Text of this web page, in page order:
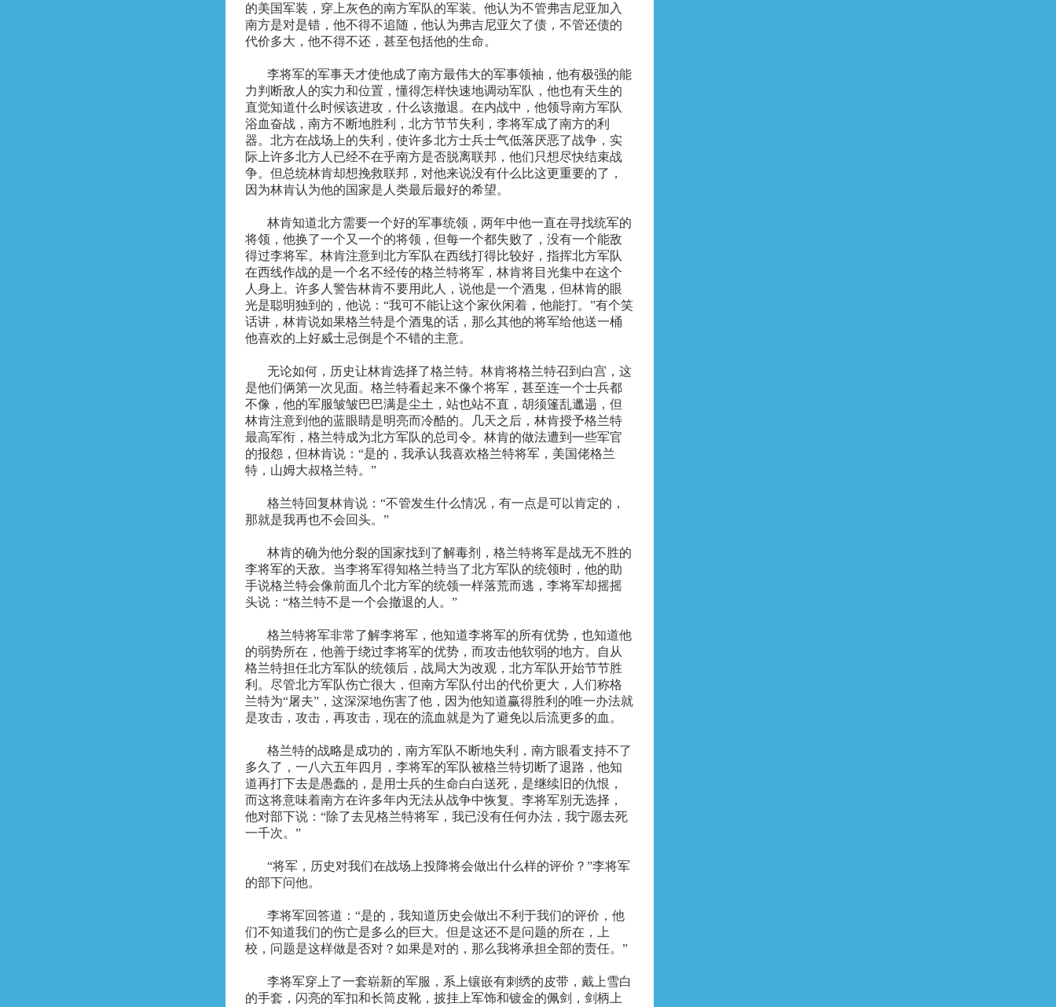
的美国军装，穿上灰色的南方军队的军装。他认为不管弗吉尼亚加入
南方是对是错，他不得不追随，他认为弗吉尼亚欠了债，不管还债的
代价多大，他不得不还，甚至包括他的生命。
李将军的军事天才使他成了南方最伟大的军事领袖，他有极强的能
力判断敌人的实力和位置，懂得怎样快速地调动军队，他也有天生的
直觉知道什么时候该进攻，什么该撤退。在内战中，他领导南方军队
浴血奋战，南方不断地胜利，北方节节失利，李将军成了南方的利
器。北方在战场上的失利，使许多北方士兵士气低落厌恶了战争，实
际上许多北方人已经不在乎南方是否脱离联邦，他们只想尽快结束战
争。但总统林肯却想挽救联邦，对他来说没有什么比这更重要的了，
因为林肯认为他的国家是人类最后最好的希望。
林肯知道北方需要一个好的军事统领，两年中他一直在寻找统军的
将领，他换了一个又一个的将领，但每一个都失败了，没有一个能敌
得过李将军。林肯注意到北方军队在西线打得比较好，指挥北方军队
在西线作战的是一个名不经传的格兰特将军，林肯将目光集中在这个
人身上。许多人警告林肯不要用此人，说他是一个酒鬼，但林肯的眼
光是聪明独到的，他说：“我可不能让这个家伙闲着，他能打。”有个笑
话讲，林肯说如果格兰特是个酒鬼的话，那么其他的将军给他送一桶
他喜欢的上好威士忌倒是个不错的主意。
无论如何，历史让林肯选择了格兰特。林肯将格兰特召到白宫，这
是他们俩第一次见面。格兰特看起来不像个将军，甚至连一个士兵都
不像，他的军服皱皱巴巴满是尘土，站也站不直，胡须篷乱邋遢，但
林肯注意到他的蓝眼睛是明亮而冷酷的。几天之后，林肯授予格兰特
最高军衔，格兰特成为北方军队的总司令。林肯的做法遭到一些军官
的报怨，但林肯说：“是的，我承认我喜欢格兰特将军，美国佬格兰
特，山姆大叔格兰特。”
格兰特回复林肯说：“不管发生什么情况，有一点是可以肯定的，
那就是我再也不会回头。”
林肯的确为他分裂的国家找到了解毒剂，格兰特将军是战无不胜的
李将军的天敌。当李将军得知格兰特当了北方军队的统领时，他的助
手说格兰特会像前面几个北方军的统领一样落荒而逃，李将军却摇摇
头说：“格兰特不是一个会撤退的人。”
格兰特将军非常了解李将军，他知道李将军的所有优势，也知道他
的弱势所在，他善于绕过李将军的优势，而攻击他软弱的地方。自从
格兰特担任北方军队的统领后，战局大为改观，北方军队开始节节胜
利。尽管北方军队伤亡很大，但南方军队付出的代价更大，人们称格
兰特为“屠夫”，这深深地伤害了他，因为他知道赢得胜利的唯一办法就
是攻击，攻击，再攻击，现在的流血就是为了避免以后流更多的血。
格兰特的战略是成功的，南方军队不断地失利，南方眼看支持不了
多久了，一八六五年四月，李将军的军队被格兰特切断了退路，他知
道再打下去是愚蠢的，是用士兵的生命白白送死，是继续旧的仇恨，
而这将意味着南方在许多年内无法从战争中恢复。李将军别无选择，
他对部下说：“除了去见格兰特将军，我已没有任何办法，我宁愿去死
一千次。”
“将军，历史对我们在战场上投降将会做出什么样的评价？”李将军
的部下问他。
李将军回答道：“是的，我知道历史会做出不利于我们的评价，他
们不知道我们的伤亡是多么的巨大。但是这还不是问题的所在，上
校，问题是这样做是否对？如果是对的，那么我将承担全部的责任。”
李将军穿上了一套崭新的军服，系上镶嵌有刺绣的皮带，戴上雪白
的手套，闪亮的军扣和长筒皮靴，披挂上军饰和镀金的佩剑，剑柄上